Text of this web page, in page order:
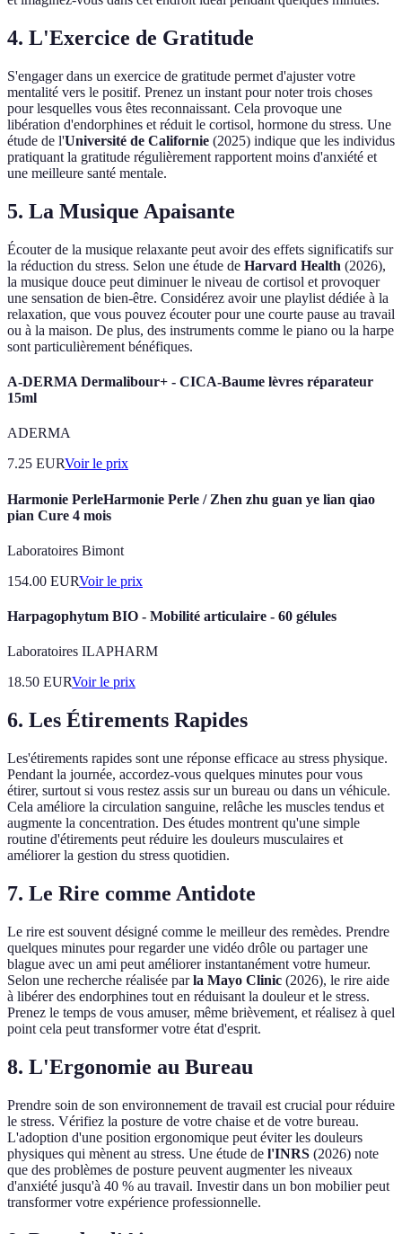
4. L'Exercice de Gratitude
S'engager dans un exercice de gratitude permet d'ajuster votre
mentalité vers le positif. Prenez un instant pour noter trois choses
pour lesquelles vous êtes reconnaissant. Cela provoque une
libération d'endorphines et réduit le cortisol, hormone du stress. Une
étude de l'Université de Californie (2025) indique que les individus
pratiquant la gratitude régulièrement rapportent moins d'anxiété et
une meilleure santé mentale.
5. La Musique Apaisante
Écouter de la musique relaxante peut avoir des effets significatifs sur
la réduction du stress. Selon une étude de Harvard Health (2026),
la musique douce peut diminuer le niveau de cortisol et provoquer
une sensation de bien-être. Considérez avoir une playlist dédiée à la
relaxation, que vous pouvez écouter pour une courte pause au travail
ou à la maison. De plus, des instruments comme le piano ou la harpe
sont particulièrement bénéfiques.
A-DERMA Dermalibour+ - CICA-Baume lèvres réparateur
15ml
ADERMA
7.25 EURVoir le prix
Harmonie PerleHarmonie Perle / Zhen zhu guan ye lian qiao
pian Cure 4 mois
Laboratoires Bimont
154.00 EURVoir le prix
Harpagophytum BIO - Mobilité articulaire - 60 gélules
Laboratoires ILAPHARM
18.50 EURVoir le prix
6. Les Étirements Rapides
Les'étirements rapides sont une réponse efficace au stress physique.
Pendant la journée, accordez-vous quelques minutes pour vous
étirer, surtout si vous restez assis sur un bureau ou dans un véhicule.
Cela améliore la circulation sanguine, relâche les muscles tendus et
augmente la concentration. Des études montrent qu'une simple
routine d'étirements peut réduire les douleurs musculaires et
améliorer la gestion du stress quotidien.
7. Le Rire comme Antidote
Le rire est souvent désigné comme le meilleur des remèdes. Prendre
quelques minutes pour regarder une vidéo drôle ou partager une
blague avec un ami peut améliorer instantanément votre humeur.
Selon une recherche réalisée parla Mayo Clinic (2026), le rire aide
à libérer des endorphines tout en réduisant la douleur et le stress.
Prenez le temps de vous amuser, même brièvement, et réalisez à quel
point cela peut transformer votre état d'esprit.
8. L'Ergonomie au Bureau
Prendre soin de son environnement de travail est crucial pour réduire
le stress. Vérifiez la posture de votre chaise et de votre bureau.
L'adoption d'une position ergonomique peut éviter les douleurs
physiques qui mènent au stress. Une étude de l'INRS (2026) note
que des problèmes de posture peuvent augmenter les niveaux
d'anxiété jusqu'à 40 % au travail. Investir dans un bon mobilier peut
transformer votre expérience professionnelle.